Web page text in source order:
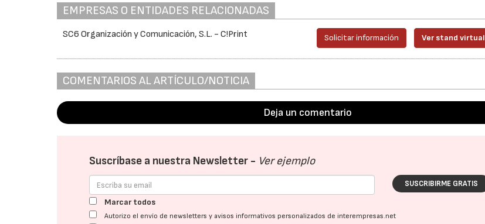
EMPRESAS O ENTIDADES RELACIONADAS
SC6 Organización y Comunicación, S.L. - C!Print Solicitar información Ver stand virtual
COMENTARIOS AL ARTÍCULO/NOTICIA
Deja un comentario
Suscríbase a nuestra Newsletter - Ver ejemplo
SUSCRIBIRME GRATIS
Marcar todos
Autorizo el envío de newsletters y avisos informativos personalizados de interempresas.net